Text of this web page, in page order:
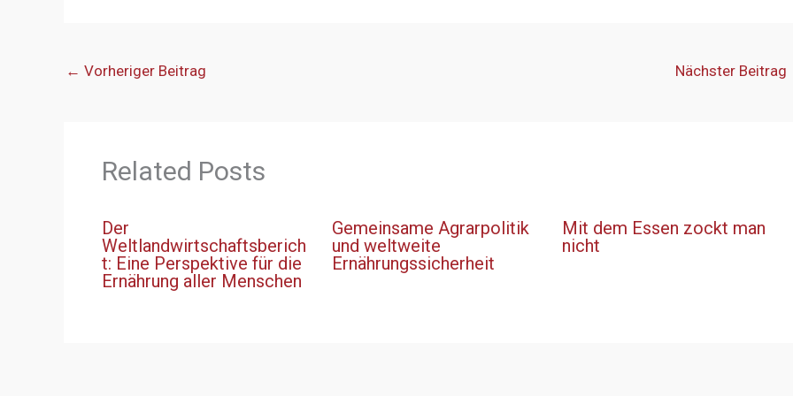
← Vorheriger Beitrag Nächster Beitrag
Related Posts
Der
Weltlandwirtschaftsberich
t: Eine Perspektive für die
Ernährung aller Menschen
Gemeinsame Agrarpolitik
und weltweite
Ernährungssicherheit
Mit dem Essen zockt man
nicht